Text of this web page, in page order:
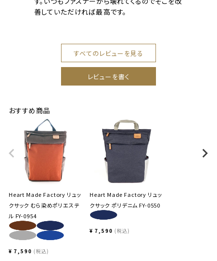
善していただければ最高です。
すべてのレビューを見る
レビューを書く
おすすめ商品
Heart Made Factory リュッ
クサック むら染めポリエステ
ル FY-0954
¥ 7,590 税込
Heart Made Factory リュッ
クサック ポリデニム FY-0550
¥ 7,590 税込